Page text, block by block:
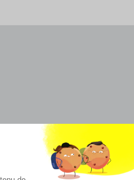
newsletter
et les offres du